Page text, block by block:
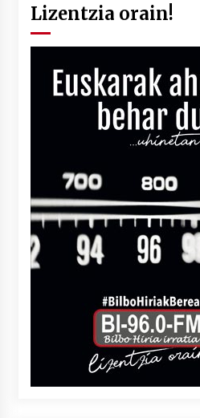
Lizentzia orain!